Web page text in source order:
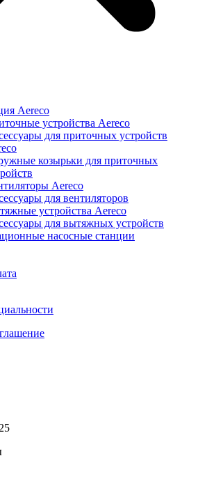
Aereco
устройства Aereco
для приточных устройств
козырьки для приточных
Aereco
для вентиляторов
устройства Aereco
для вытяжных устройств
насосные станции